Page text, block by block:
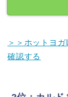
＞＞ホットヨ
確認する